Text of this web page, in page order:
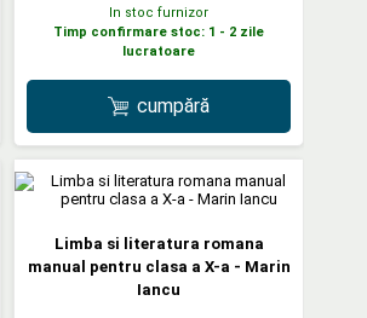
In stoc furnizor
Timp confirmare stoc: 1 - 2 zile
lucratoare
cumpără
Limba si literatura romana
manual pentru clasa a X-a - Marin
Iancu